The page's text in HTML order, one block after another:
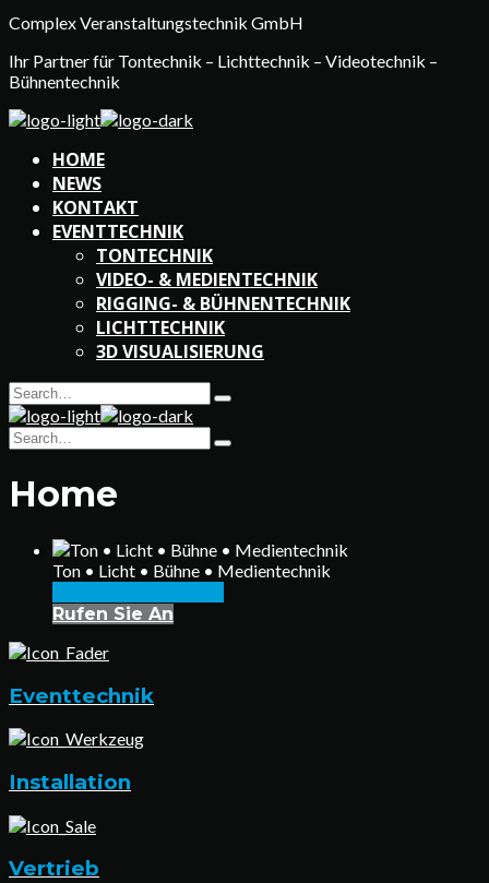
Complex Veranstaltungstechnik GmbH
Ihr Partner für Tontechnik – Lichttechnik – Videotechnik –
Bühnentechnik
HOME
NEWS
KONTAKT
EVENTTECHNIK
TONTECHNIK
VIDEO- & MEDIENTECHNIK
RIGGING- & BÜHNENTECHNIK
LICHTTECHNIK
3D VISUALISIERUNG
Search
for:
Type
hit
Search
for:
Type
Home
Ton • Licht • Bühne • Medientechnik
Rufen Sie An
Eventtechnik
Installation
Vertrieb